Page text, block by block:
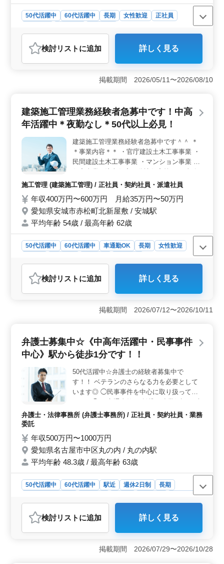
優遇！ お気軽にお問い合わせください♪
50代活躍中 60代活躍中 長期 女性歓迎
正社員
おすすめポイント
＜シニア層の方も歓迎＞ 東京都港区三田に位置する不
動産事業での建築施工管理業務の募集です。シニア層の
組む環境が整っています。長年の経験を活かし、建設業
作業着の支給など、福利厚生が充実しています。安心し
て通勤し、作業に集中できる環境が整っています。さら
に、建築施工管理経験が20年以上の方には条件面で優遇
されるなど、長く経験を積んだ方々に対する配慮もあり
ます。 ＜働きやすいシフト制＞ シフト制の週休2日
制を採用しており、夏季休暇や年末年始休暇、有給休暇
などもしっかりと取得可能です。ワークライフバランス
が整っています。
検討リスト に追加 詳しく見る
掲載期間 2026/05/11〜2026/08/10
建築施工管理業務経験者急募中です！中高
年活躍中＊夜勤なし＊50代以上必見！
建築施工管理業務経験者急募中です＾＾ ＊
＊事業内容＊＊ ・官庁建設土木工事事業 ・
民間建設土木工事事業 ・マンション事業 ・
所、工場等建設事業 ・ビル事業（ビル、ア
ン管理、不動産流通サービス） ・建設資材
販売事業 ＊＊備考＊＊ ・車通勤可能(無料駐
車場完備) ・作業着等支給 ・資格手当支給あ
気軽にご応募お待ちしております◎
施工管理 (建築施工管理) / 正社員・契約社員・派遣社員
年収400万円〜600万円 月給35万円〜50万円
愛知県安城市赤松町北新屋敷 / 安城駅
平均年齢 54歳 / 最高年齢 62歳
50代活躍中 60代活躍中 車通勤OK 長期
女性歓迎
おすすめポイント
＜中高年の方に適した職場＞ 建築施工管理業務経験者
を積極的に求め、中高年の方々が多数活躍しています。
平均年齢は54歳で、最高年齢は62歳です。男性が6割を占
める職場環境で、経験豊富な方々が安定して働いていま
通勤手段を選びやすい環境が整っています。また、作業
着なども支給されるため、通勤の準備にも便利で
す。 ＜働きやすい待遇＞ 夜勤がなく、月給35万
円〜50万円と高水準の給与を提供しています。賞与も年2
回支給され、安定した収入を確保できます。休日もしっ
かり確保されており、有給休暇や長期休暇も取得可能で
す。
検討リスト に追加 詳しく見る
掲載期間 2026/07/12〜2026/10/11
弁護士募集中☆《中高年活躍中・民事事件
中心》駅から徒歩1分です！！
50代活躍中☆弁護士の経験者募集中で
す！！ ベテランのさらなる力を必要として
います◎ ◯民事事件を中心に取り扱ってお
払い残業代請求 ・不動産問題 ・B型肝炎訴
り扱っております！！ ・離婚問題 ・不倫慰
謝料 ・DV問題 ・扶養関係問題 ・親権問題
等 ぜひご応募くださいお待ちしております♪
弁護士・法律事務所 (弁護士事務所) / 正社員・契約社員・業務
委託
年収500万円〜1000万円
愛知県名古屋市中区丸の内 / 丸の内駅
平均年齢 48.3歳 / 最高年齢 63歳
50代活躍中 60代活躍中 駅近 週休2日制
長期
業務委託
おすすめポイント
＜キャリアアップのチャンス＞ 民事事件を中心に扱う
事務所で、培ってきた経験を活かせます。交通事故、賃
貸、連帯保証など、多岐にわたる案件をおまかせしま
検討リスト に追加 詳しく見る
掲載期間 2026/07/29〜2026/10/28